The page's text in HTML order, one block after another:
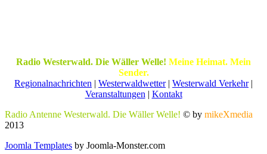
Radio Westerwald. Die Wäller Welle! Meine Heimat. Mein
Sender.
Regionalnachrichten | Westerwaldwetter| Westerwald Verkehr|
Veranstaltungen | Kontakt
Radio Antenne Westerwald. Die Wäller Welle! © by mikeXmedia
2013
Joomla Templates by Joomla-Monster.com